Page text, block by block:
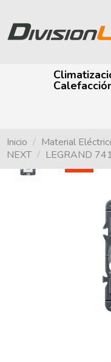
Inicio Material
NEXT
LEGRAND